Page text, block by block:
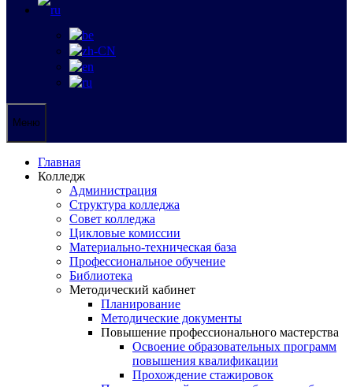
Меню
Главная
Колледж
Администрация
Структура колледжа
Совет колледжа
Цикловые комиссии
Материально-техническая база
Профессиональное обучение
Библиотека
Методический кабинет
Планирование
Методические документы
Повышение профессионального мастерства
Освоение образовательных программ
повышения квалификации
Прохождение стажировок